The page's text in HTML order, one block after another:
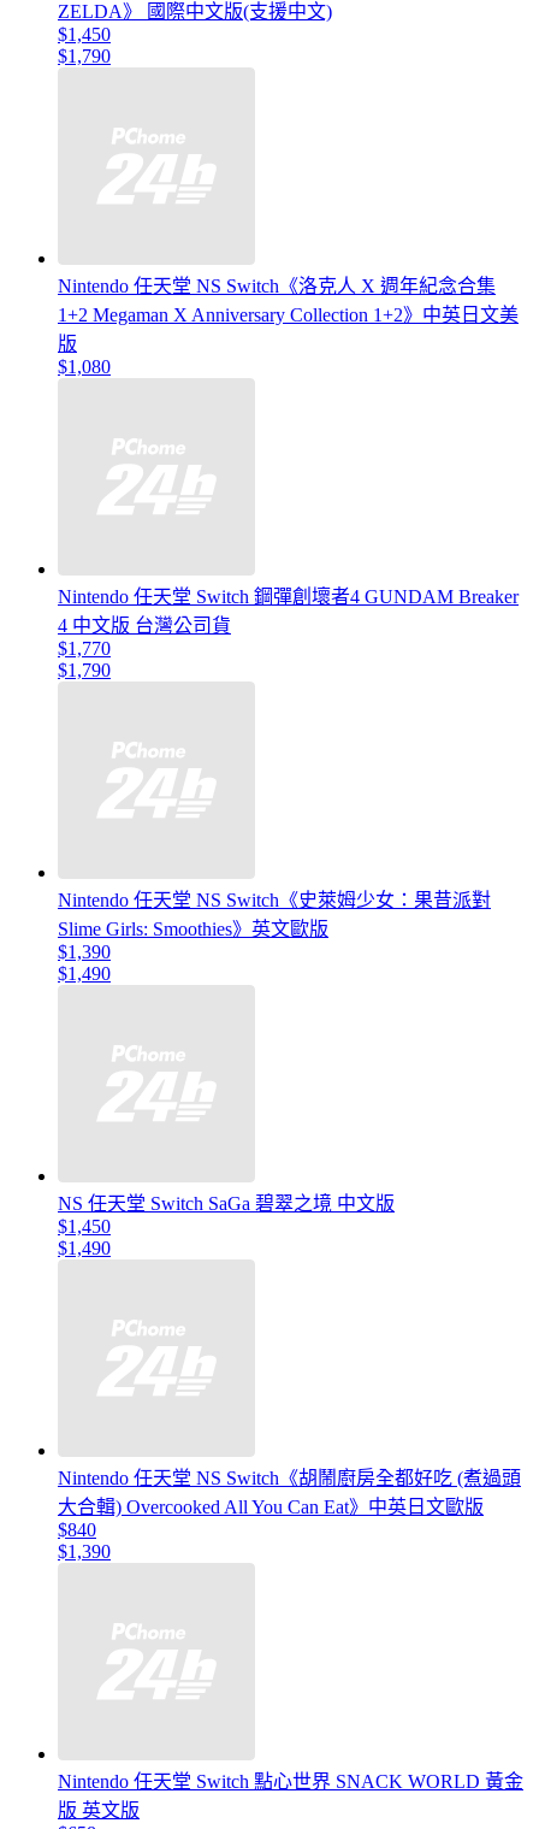
ZELDA》 國際中文版(支援中文)
$1,450
$1,790
Nintendo 任天堂 NS Switch《洛克人 X 週年紀念合集
1+2 Megaman X Anniversary Collection 1+2》中英日文美
版
$1,080
Nintendo 任天堂 Switch 鋼彈創壞者4 GUNDAM Breaker
4 中文版 台灣公司貨
$1,770
$1,790
Nintendo 任天堂 NS Switch《史萊姆少女：果昔派對
Slime Girls: Smoothies》英文歐版
$1,390
$1,490
NS 任天堂 Switch SaGa 碧翠之境 中文版
$1,450
$1,490
Nintendo 任天堂 NS Switch《胡鬧廚房全都好吃 (煮過頭
大合輯) Overcooked All You Can Eat》中英日文歐版
$840
$1,390
Nintendo 任天堂 Switch 點心世界 SNACK WORLD 黃金
版 英文版